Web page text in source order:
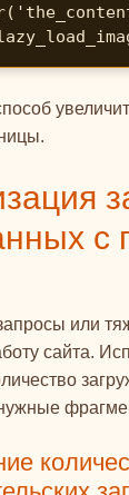
или
сайта.